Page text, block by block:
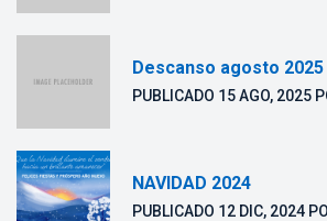
Descanso agosto 2025
PUBLICADO 15 AGO, 2025
NAVIDAD 2024
PUBLICADO 12 DIC, 2024